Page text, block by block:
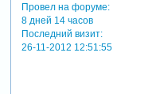
Провел на форуме:
8 дней 14 часов
Последний визит:
26-11-2012 12:51:55